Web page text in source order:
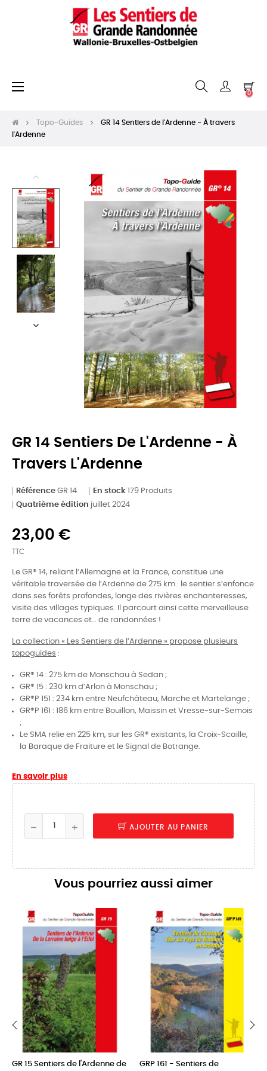
Basculer
☰
0
Topo-Guides
GR 14 Sentiers de l'Ardenne - À travers
l'Ardenne
GR 14 Sentiers De L'Ardenne - À
Travers L'Ardenne
Référence GR 14 En stock 179 Produits
Quatrième édition juillet 2024
23,00 €
TTC
Le GR® 14, reliant l’Allemagne et la France, constitue une
véritable traversée de l’Ardenne de 275 km : le sentier s’enfonce
dans ses forêts profondes, longe des rivières enchanteresses,
visite des villages typiques. Il parcourt ainsi cette merveilleuse
terre de vacances et… de randonnées !
La collection « Les Sentiers de l’Ardenne » propose plusieurs
topoguides :
GR® 14 : 275 km de Monschau à Sedan ;
GR® 15 : 230 km d’Arlon à Monschau ;
GR®P 151 : 234 km entre Neufchâteau, Marche et Martelange ;
GR®P 161 : 186 km entre Bouillon, Maissin et Vresse-sur-Semois
;
Le SMA relie en 225 km, sur les GR® existants, la Croix-Scaille,
la Baraque de Fraiture et le Signal de Botrange.
En savoir plus
AJOUTER AU PANIER
Vous pourriez aussi aimer
GR 15 Sentiers de l'Ardenne de GRP 161 - Sentiers de